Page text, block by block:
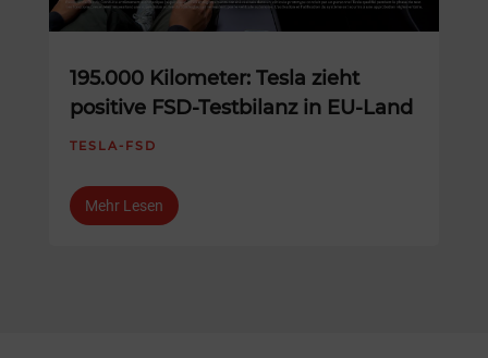
195.000 Kilometer: Tesla zieht
positive FSD-Testbilanz in EU-Land
TESLA-FSD
Mehr Lesen